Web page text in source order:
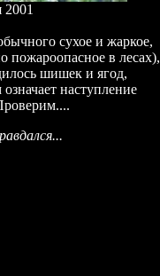
2001
сухое и жаркое,
пожароопасное в лесах),
шишек и ягод,
наступление